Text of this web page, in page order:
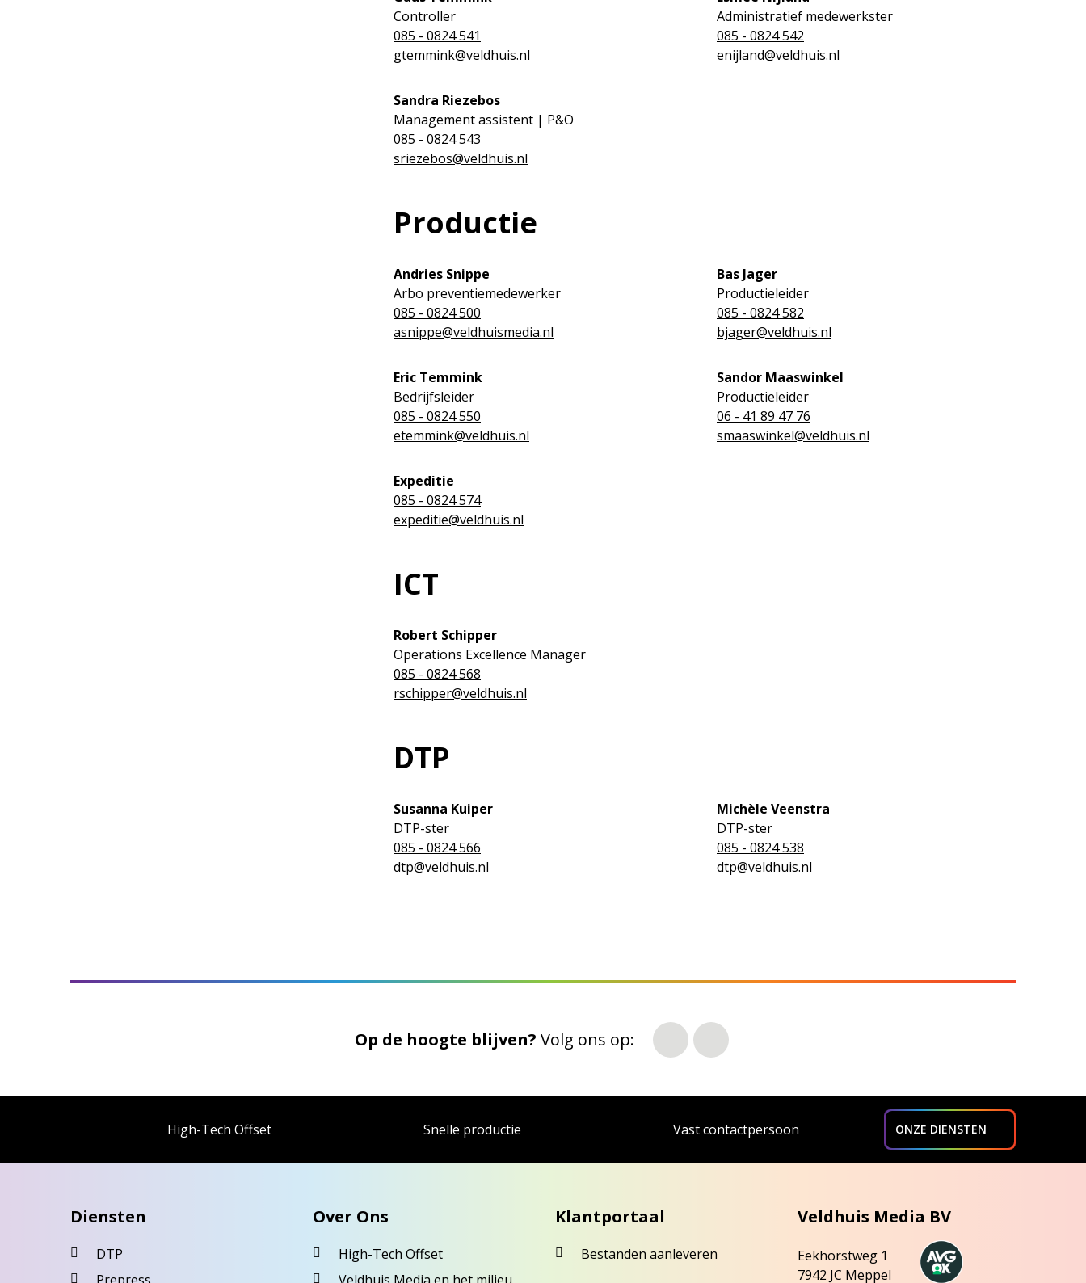
Controller
085 - 0824 541
gtemmink@veldhuis.nl
Administratief medewerkster
085 - 0824 542
enijland@veldhuis.nl
Sandra Riezebos
Management assistent | P&O
085 - 0824 543
sriezebos@veldhuis.nl
Productie
Andries Snippe
Arbo preventiemedewerker
085 - 0824 500
asnippe@veldhuismedia.nl
Bas Jager
Productieleider
085 - 0824 582
bjager@veldhuis.nl
Eric Temmink
Bedrijfsleider
085 - 0824 550
etemmink@veldhuis.nl
Sandor Maaswinkel
Productieleider
06 - 41 89 47 76
smaaswinkel@veldhuis.nl
Expeditie
085 - 0824 574
expeditie@veldhuis.nl
ICT
Robert Schipper
Operations Excellence Manager
085 - 0824 568
rschipper@veldhuis.nl
DTP
Susanna Kuiper
DTP-ster
085 - 0824 566
dtp@veldhuis.nl
Michèle Veenstra
DTP-ster
085 - 0824 538
dtp@veldhuis.nl
Op de hoogte blijven? Volg ons op:
High-Tech Offset Snelle productie Vast contactpersoon ONZE DIENSTEN
Diensten
DTP
Over Ons
High-Tech Offset
Klantportaal
Bestanden aanleveren
Veldhuis Media BV
Eekhorstweg 1
7942 JC Meppel